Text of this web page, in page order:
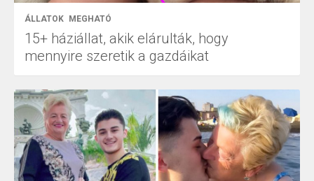
ÁLLATOK MEGHATÓ
15+ háziállat, akik elárulták, hogy
mennyire szeretik a gazdáikat